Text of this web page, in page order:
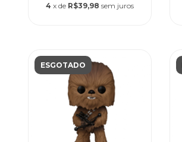
4 x de R$39,98 sem juros
ESGOTADO